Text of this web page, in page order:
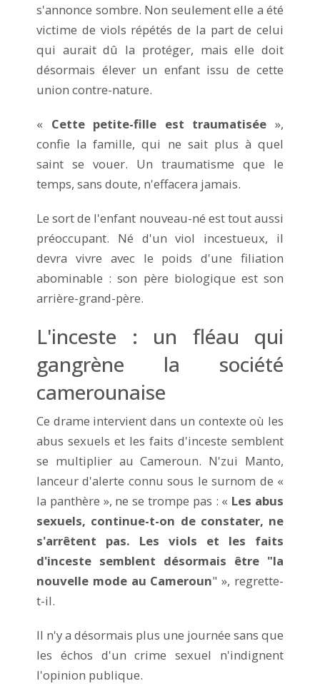
s'annonce sombre. Non seulement elle a été
victime de viols répétés de la part de celui
qui aurait dû la protéger, mais elle doit
désormais élever un enfant issu de cette
union contre-nature.
« Cette petite-fille est traumatisée »,
confie la famille, qui ne sait plus à quel
saint se vouer. Un traumatisme que le
temps, sans doute, n'effacera jamais.
Le sort de l'enfant nouveau-né est tout aussi
préoccupant. Né d'un viol incestueux, il
devra vivre avec le poids d'une filiation
abominable : son père biologique est son
arrière-grand-père.
L'inceste : un fléau qui
gangrène la société
camerounaise
Ce drame intervient dans un contexte où les
abus sexuels et les faits d'inceste semblent
se multiplier au Cameroun. N'zui Manto,
lanceur d'alerte connu sous le surnom de «
la panthère », ne se trompe pas : « Les abus
sexuels, continue-t-on de constater, ne
s'arrêtent pas. Les viols et les faits
d'inceste semblent désormais être "la
nouvelle mode au Cameroun" », regrette-
t-il.
Il n'y a désormais plus une journée sans que
les échos d'un crime sexuel n'indignent
l'opinion publique.